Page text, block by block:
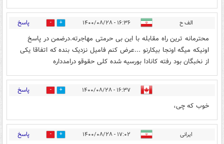
الف ح ۱۶:۳۶ - ۱۴۰۰/۰۸/۲۸ 2 پاسخ
محترمانه ترین راه مقابله با این بی حرمتی مهاجرته.درضمن در پاسخ
اونیکه میگه اونجا بیکارنو ...عرض کنم فامیل نزدیک بنده که اتفاقا یکی
از نخبگان بود رفته کانادا بورسیه شده کلی حقوقو درامدداره
۱۶:۳۷ - ۱۴۰۰/۰۸/۲۸ 0 پاسخ
خوب که چی،
ایرانی ۱۷:۰۲ - ۱۴۰۰/۰۸/۲۸ 0 پاسخ